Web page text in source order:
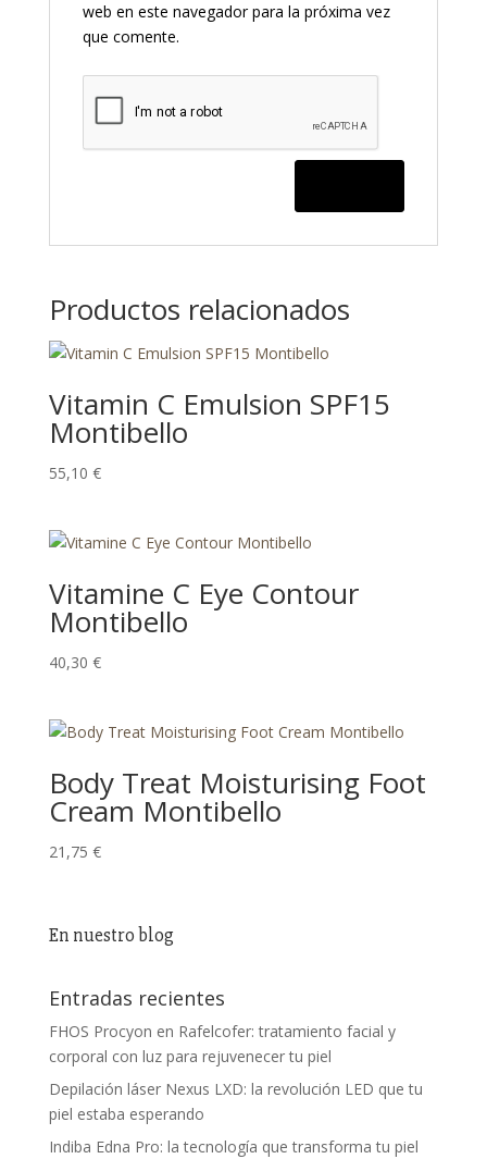
web en este navegador para la próxima vez
que comente.
Productos relacionados
Vitamin C Emulsion SPF15
Montibello
55,10 €
Vitamine C Eye Contour
Montibello
40,30 €
Body Treat Moisturising Foot
Cream Montibello
21,75 €
En nuestro blog
Entradas recientes
FHOS Procyon en Rafelcofer: tratamiento facial y
corporal con luz para rejuvenecer tu piel
Depilación láser Nexus LXD: la revolución LED que tu
piel estaba esperando
Indiba Edna Pro: la tecnología que transforma tu piel